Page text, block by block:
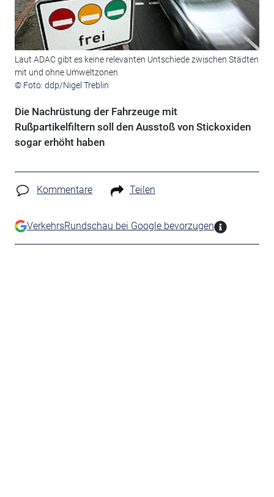
Laut ADAC gibt es keine relevanten Untschiede zwischen Städten
mit und ohne Umweltzonen
© Foto: ddp/Nigel Treblin
Die Nachrüstung der Fahrzeuge mit
Rußpartikelfiltern soll den Ausstoß von Stickoxiden
sogar erhöht haben
Kommentare Teilen
VerkehrsRundschau bei Google bevorzugen